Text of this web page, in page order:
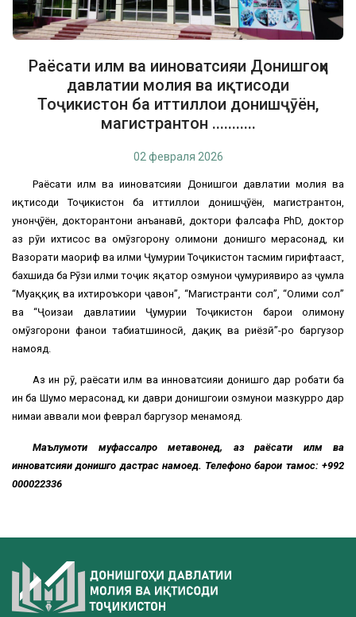
Раёсати илм ва ииноватсияи Донишгоҳи
давлатии молия ва иқтисоди
Тоҷикистон ба иттиллои донишҷӯён,
магистрантон ...........
02 февраля 2026
Раёсати илм ва ииноватсияи Донишгоҳи давлатии молия ва
иқтисоди Тоҷикистон ба иттиллои донишҷӯён, магистрантон,
унонҷӯён, докторантони анъанавӣ, доктори фалсафа PhD, доктор
аз рӯи ихтисос ва омӯзгорону олимони донишгоҳ мерасонад, ки
Вазорати маориф ва илми Ҷумҳурии Тоҷикистон тасмим гирифтааст,
бахшида ба Рӯзи илми тоҷик яқатор озмунҳои ҷумҳуриявиро аз ҷумла
“Муҳаққиқ ва ихтироъкори ҷавон”, “Магистранти сол”, “Олими сол”
ва “Ҷоизаи давлатиии Ҷумҳурии Тоҷикистон барои олимону
омӯзгорони фанҳои табиатшиносӣ, дақиқ ва риёзӣ”-ро баргузор
намояд.
Аз ин рӯ, раёсати илм ва инноватсияи донишгоҳ дар робати ба
ин ба Шумо мерасонад, ки даври донишгоҳии озмунҳои мазкурро дар
нимаи аввали моҳи феврал баргузор менамояд.
Маълумоти муфассалро метавонед, аз раёсати илм ва
инноватсияи донишгоҳ дастрас намоед. Телефонҳо барои тамос: +992
000022336